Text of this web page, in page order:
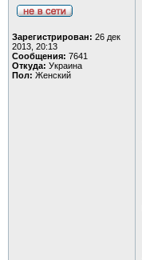
Зарегистрирован: 26 дек
2013, 20:13
Сообщения: 7641
Откуда: Украина
Пол: Женский